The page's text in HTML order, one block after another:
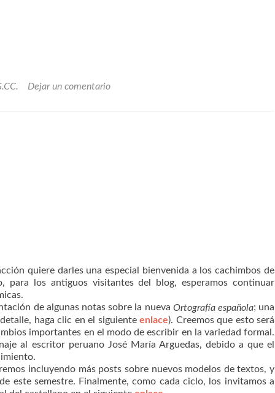
Dejar un comentario
quiere darles una especial bienvenida a los cachimbos de
para los antiguos visitantes del blog, esperamos continuar
de algunas notas sobre la nueva Ortografía española; una
haga clic en el siguiente enlace). Creemos que esto será
importantes en el modo de escribir en la variedad formal.
al escritor peruano José María Arguedas, debido a que el
incluyendo más posts sobre nuevos modelos de textos, y
este semestre. Finalmente, como cada ciclo, los invitamos a